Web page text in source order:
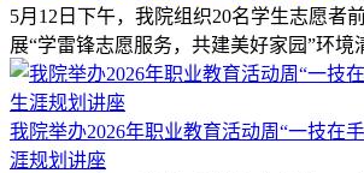
5月12日下午，我院组织20名学生志愿者
展“学雷锋志愿服务，共建美好家园”环境
我院举办2026年职业教育活动周“一技在
涯规划讲座